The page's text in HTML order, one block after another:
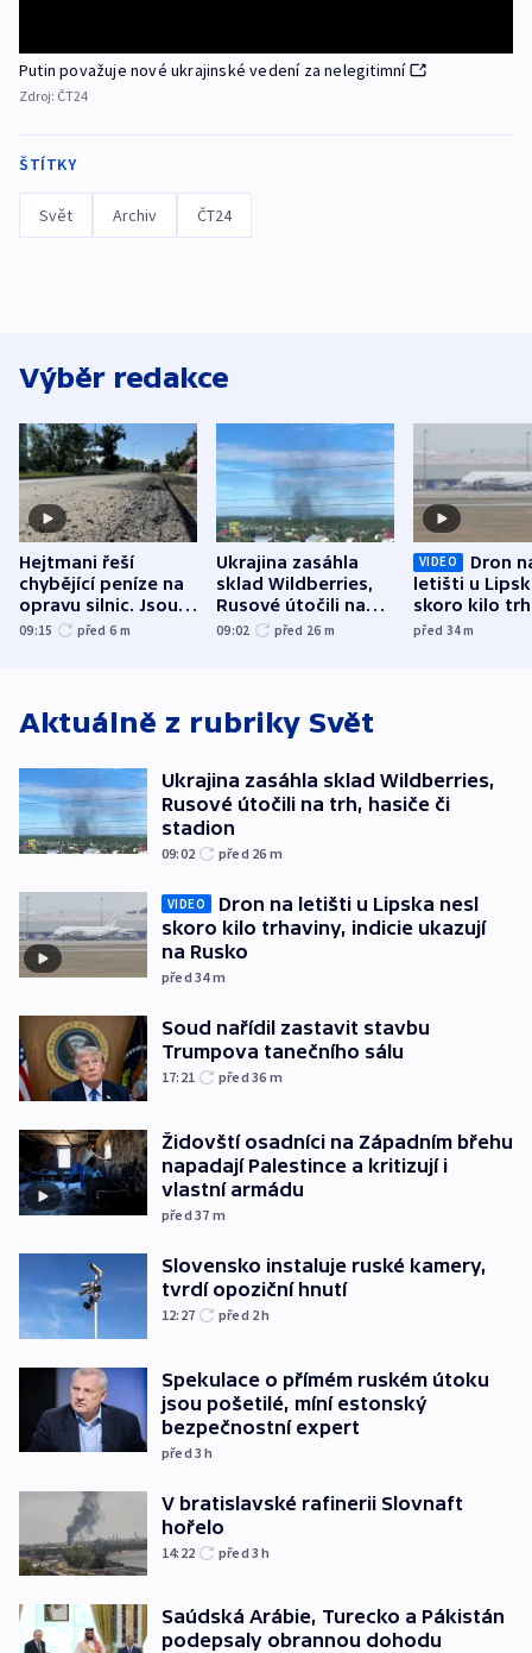
Putin považuje nové ukrajinské vedení za nelegitimní
Zdroj: ČT24
ŠTÍTKY
Svět Archiv ČT24
Výběr redakce
Hejtmani řeší
chybějící peníze na
opravu silnic. Jsou
nenárokové, namítá
09:15 před 6 m
Ukrajina zasáhla
sklad Wildberries,
Rusové útočili na
trh, hasiče či
09:02 před 26 m
VIDEO
Dron
letišti u
skoro kilo
indicie
před 34m
Aktuálně z rubriky Svět
Ukrajina zasáhla sklad Wildberries,
Rusové útočili na trh, hasiče či
stadion
09:02 před 26 m
VIDEO
Dron na letišti u Lipska nesl
skoro kilo trhaviny, indicie ukazují
na Rusko
před 34m
Soud nařídil zastavit stavbu
Trumpova tanečního sálu
17:21 před 36 m
Židovští osadníci na Západním břehu
napadají Palestince a kritizují i
vlastní armádu
před 37 m
Slovensko instaluje ruské kamery,
tvrdí opoziční hnutí
12:27 před 2h
Spekulace o přímém ruském útoku
jsou pošetilé, míní estonský
bezpečnostní expert
před 3h
V bratislavské rafinerii Slovnaft
hořelo
14:22 před 3h
Saúdská Arábie, Turecko a Pákistán
podepsaly obrannou dohodu